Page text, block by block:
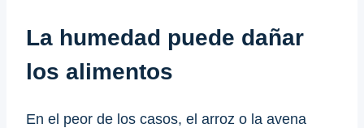
La humedad puede dañar
los alimentos
En el peor de los casos, el arroz o la avena